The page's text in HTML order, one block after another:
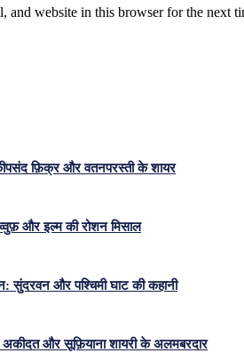
and website in this browser for the next
फ़िक्र और वतनपरस्ती के शायर
और इल्म की रोशन मिसाल
सुंदरवन और पश्चिमी घाट की कहानी
और सूफ़ियाना शायरी के अलमबरदार